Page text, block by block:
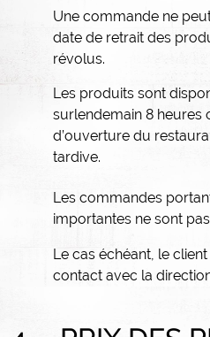
Une commande ne
date de retrait des
révolus.
Les produits sont
surlendemain 8 heures
d’ouverture du
tardive.
Les commandes
importantes ne sont
Le cas échéant, le
contact avec la